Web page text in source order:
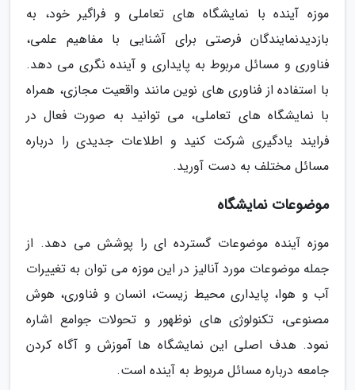
موزه آینده با نمایشگاه های تعاملی و فراگیر خود، به
بازدیدنمایندگان فرصتی برای آشنایی با مفاهیم علمی،
فناوری و مسائل مربوط به پایداری و آینده نگری می دهد.
با استفاده از فناوری های نوین مانند واقعیت مجازی، همراه
با نمایشگاه های تعاملی، می توانید به صورت فعال در
فرایند یادگیری شرکت کنید و اطلاعات جدیدی را درباره
مسائل مختلف به دست آورید.
موضوعات نمایشگاه
موزه آینده موضوعات گسترده ای را پوشش می دهد. از
جمله موضوعات مورد آنالیز در این موزه می توان به تغییرات
آب و هوا، پایداری محیط زیست، انسان و فناوری، هوش
مصنوعی، تکنولوژی های نوظهور و تحولات جوامع اشاره
نمود. هدف اصلی این نمایشگاه ها آموزش و آگاه کردن
جامعه درباره مسائل مربوط به آینده است.